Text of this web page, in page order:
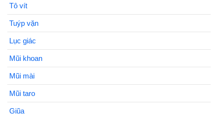
Tô vít
Tuýp vặn
Lục giác
Mũi khoan
Mũi mài
Mũi taro
Giũa